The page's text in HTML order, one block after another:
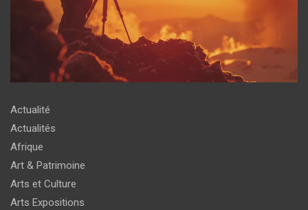
Actualité
Actualités
Afrique
Art & Patrimoine
Arts et Culture
Arts Expositions